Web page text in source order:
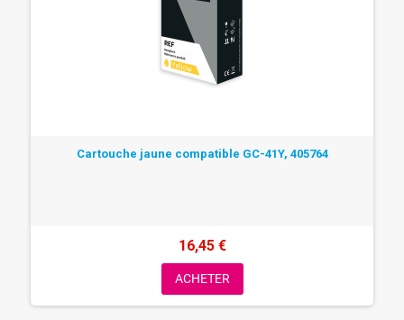
Cartouche jaune compatible GC-41Y, 405764
16,45 €
ACHETER